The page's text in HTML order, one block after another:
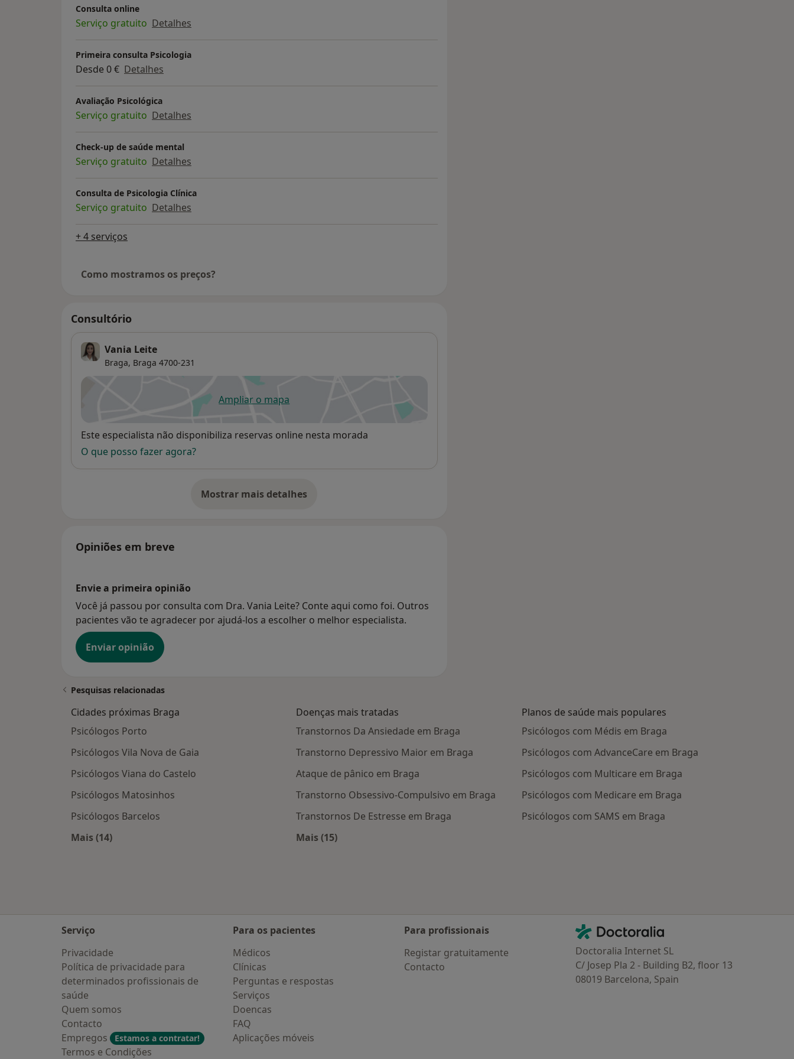
Consulta online
Serviço gratuito Detalhes
Primeira consulta Psicologia
Desde 0 € Detalhes
Avaliação Psicológica
Serviço gratuito Detalhes
Check-up de saúde mental
Serviço gratuito Detalhes
Consulta de Psicologia Clínica
Serviço gratuito Detalhes
+ 4 serviços
Como mostramos os preços?
Consultório
Vania Leite
Braga, Braga 4700-231
Ampliar o mapaabre num novo separador
Disponibilidade
Este especialista não disponibiliza reservas online nesta morada
O que posso fazer agora?
Mostrar mais detalhes
sobre o endereço
Opiniões em breve
Envie a primeira opinião
Você já passou por consulta com Dra. Vania Leite? Conte aqui como foi. Outros
pacientes vão te agradecer por ajudá-los a escolher o melhor especialista.
Enviar opinião
Pesquisas relacionadas
Cidades próximas Braga
Psicólogos Porto
Psicólogos Vila Nova de Gaia
Psicólogos Viana do Castelo
Psicólogos Matosinhos
Psicólogos Barcelos
Mais (14)
Doenças mais tratadas
Transtornos Da Ansiedade em Braga
Transtorno Depressivo Maior em Braga
Ataque de pânico em Braga
Transtorno Obsessivo-Compulsivo em Braga
Transtornos De Estresse em Braga
Mais (15)
Planos de saúde mais populares
Psicólogos com Médis em Braga
Psicólogos com AdvanceCare em Braga
Psicólogos com Multicare em Braga
Psicólogos com Medicare em Braga
Psicólogos com SAMS em Braga
Serviço
Privacidade
Política de privacidade para
determinados profissionais de
saúde
Quem somos
Contacto
Empregos
Estamos a contratar!
Termos e Condições
Para os pacientes
Médicos
Clínicas
Perguntas e respostas
Serviços
Doencas
FAQ
Aplicações móveis
Para profissionais
Registar gratuitamente
Contacto
Contacto
Doctoralia - Homepage
Doctoralia Internet SL
C/ Josep Pla 2 - Building B2, floor 13
08019 Barcelona, Spain